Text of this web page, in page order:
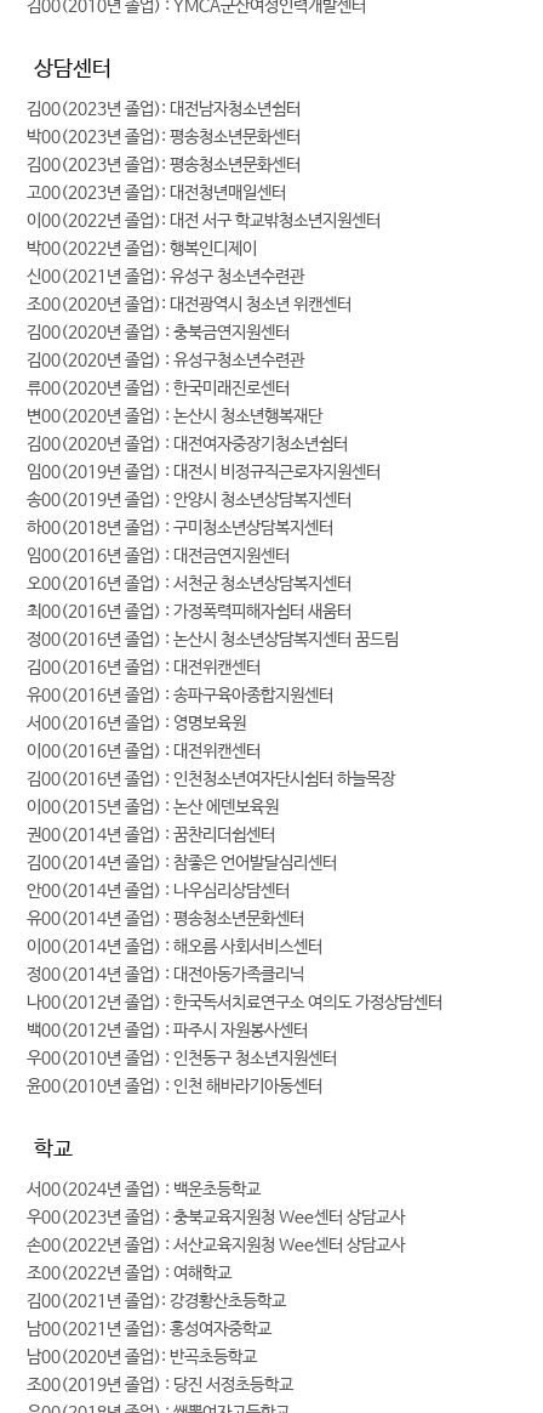
김00(2010년 졸업) : YMCA군산여성인력개발센터
상담센터
김00(2023년 졸업): 대전남자청소년쉼터
박00(2023년 졸업): 평송청소년문화센터
김00(2023년 졸업): 평송청소년문화센터
고00(2023년 졸업): 대전청년매일센터
이00(2022년 졸업): 대전 서구 학교밖청소년지원센터
박00(2022년 졸업): 행복인디제이
신00(2021년 졸업): 유성구 청소년수련관
조00(2020년 졸업): 대전광역시 청소년 위캔센터
김00(2020년 졸업) : 충북금연지원센터
김00(2020년 졸업) : 유성구청소년수련관
류00(2020년 졸업) : 한국미래진로센터
변00(2020년 졸업) : 논산시 청소년행복재단
김00(2020년 졸업) : 대전여자중장기청소년쉼터
임00(2019년 졸업) : 대전시 비정규직근로자지원센터
송00(2019년 졸업) : 안양시 청소년상담복지센터
하00(2018년 졸업) : 구미청소년상담복지센터
임00(2016년 졸업) : 대전금연지원센터
오00(2016년 졸업) : 서천군 청소년상담복지센터
최00(2016년 졸업) : 가정폭력피해자쉼터 새움터
정00(2016년 졸업) : 논산시 청소년상담복지센터 꿈드림
김00(2016년 졸업) : 대전위캔센터
유00(2016년 졸업) : 송파구육아종합지원센터
서00(2016년 졸업) : 영명보육원
이00(2016년 졸업) : 대전위캔센터
김00(2016년 졸업) : 인천청소년여자단시쉼터 하늘목장
이00(2015년 졸업) : 논산 에덴보육원
권00(2014년 졸업) : 꿈찬리더쉽센터
김00(2014년 졸업) : 참좋은 언어발달심리센터
안00(2014년 졸업) : 나우심리상담센터
유00(2014년 졸업) : 평송청소년문화센터
이00(2014년 졸업) : 해오름 사회서비스센터
정00(2014년 졸업) : 대전아동가족클리닉
나00(2012년 졸업) : 한국독서치료연구소 여의도 가정상담센터
백00(2012년 졸업) : 파주시 자원봉사센터
우00(2010년 졸업) : 인천동구 청소년지원센터
윤00(2010년 졸업) : 인천 해바라기아동센터
학교
서00(2024년 졸업) : 백운초등학교
우00(2023년 졸업) : 충북교육지원청 Wee센터 상담교사
손00(2022년 졸업) : 서산교육지원청 Wee센터 상담교사
조00(2022년 졸업) : 여해학교
김00(2021년 졸업): 강경황산초등학교
남00(2021년 졸업): 홍성여자중학교
남00(2020년 졸업): 반곡초등학교
조00(2019년 졸업) : 당진 서정초등학교